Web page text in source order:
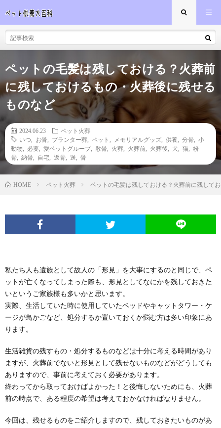
ペットの毛髪は残しておける？火葬前
に残しておけるもの・火葬後に残せる
ものなど
2024.06.23
ペット火葬
いつ
お骨 プランター葬 ペット メモリアルグッズ 供養 分骨
小
動物
必要 愛ペットグループ, 散骨 火葬 火葬前 火葬後 犬 猫
粉
骨
納骨 自宅 返骨 送 骨
HOME ペット火葬 ペットの毛髪は残しておける？火葬前に残して
私たち人も遺族として故人の「形見」を大事にするのと同じで、ペ
ットが亡くなってしまった際も、形見としてなにかを残しておきた
いというご家族様も多いかと思います。
実際、生活していた時に使用していたベッドやキャットタワー・ケ
ージが鳥かごなど、処分するか置いておくか悩む方は多い印象にあ
ります。
生活雑貨の残すもの・処分するものなどは十分に考える時間があり
ますが、火葬前でないと形見として残せないものなどがどうしても
ありますので、事前に考えておく必要があります。
終わってから取っておけばよかった！と後悔しないためにも、火葬
前の時点で、ある程度の希望は考えておかなければなりません。
今回は、残せるものをご紹介しますので、残しておきたいものがあ